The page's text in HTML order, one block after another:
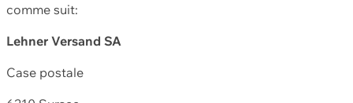
comme suit:
Lehner Versand SA
Case postale